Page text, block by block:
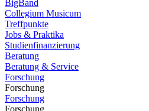
BigBand
Collegium Musicum
Treffpunkte
Jobs & Praktika
Studienfinanzierung
Beratung
Beratung & Service
Forschung
Forschung
Forschung
Forschung